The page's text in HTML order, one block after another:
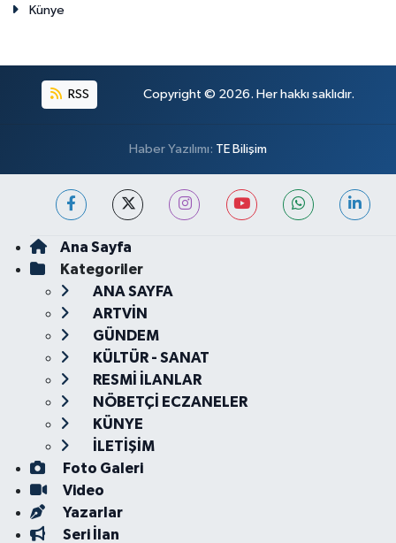
Künye
RSS Copyright © 2026. Her hakkı saklıdır.
Haber Yazılımı: TE Bilişim
Ana Sayfa
Kategoriler
ANA SAYFA
ARTVİN
GÜNDEM
KÜLTÜR - SANAT
RESMİ İLANLAR
NÖBETÇİ ECZANELER
KÜNYE
İLETİŞİM
Foto Galeri
Video
Yazarlar
Seri İlan